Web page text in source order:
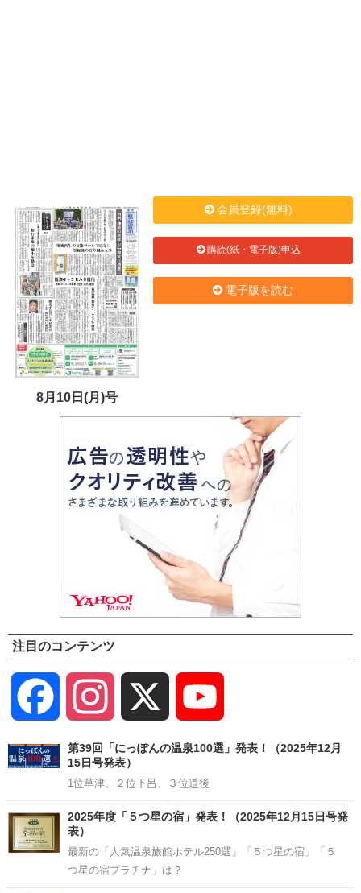
8月10日(月)号
会員登録(無料)
購読(紙・電子版)申込
電子版を読む
注目のコンテンツ
Facebook Instagram
Channel
第39回「にっぽんの温泉100選」発表！（2025年12月
15日号発表）
1位草津、２位下呂、３位道後
2025年度「５つ星の宿」発表！（2025年12月15日号発
表）
最新の「人気温泉旅館ホテル250選」「５つ星の宿」「５
つ星の宿プラチナ」は？